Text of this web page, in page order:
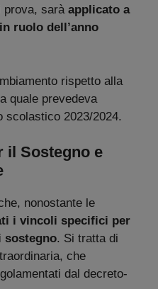
prova, sarà applicato a
ruolo dell’anno
rispetto alla
quale prevedeva
scolastico 2023/2024.
il Sostegno e
nonostante le
i vincoli specifici per
sostegno. Si tratta di
che
dal decreto-